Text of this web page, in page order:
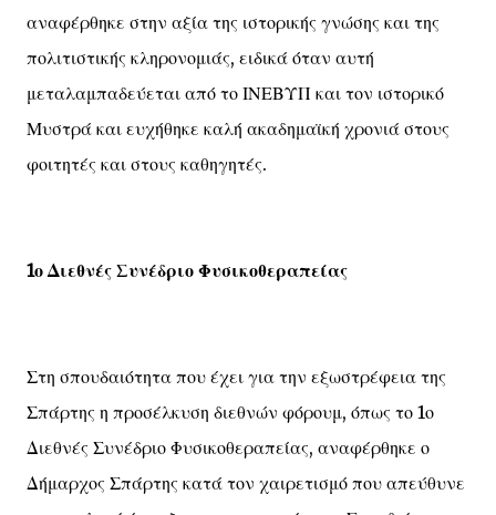
αναφέρθηκε στην αξία της ιστορικής γνώσης και της
πολιτιστικής κληρονομιάς, ειδικά όταν αυτή
μεταλαμπαδεύεται από το ΙΝΕΒΥΠ και τον ιστορικό
Μυστρά και ευχήθηκε καλή ακαδημαϊκή χρονιά στους
φοιτητές και στους καθηγητές.
1ο Διεθνές Συνέδριο Φυσικοθεραπείας
Στη σπουδαιότητα που έχει για την εξωστρέφεια της
Σπάρτης η προσέλκυση διεθνών φόρουμ, όπως το 1ο
Διεθνές Συνέδριο Φυσικοθεραπείας, αναφέρθηκε ο
Δήμαρχος Σπάρτης κατά τον χαιρετισμό που απεύθυνε